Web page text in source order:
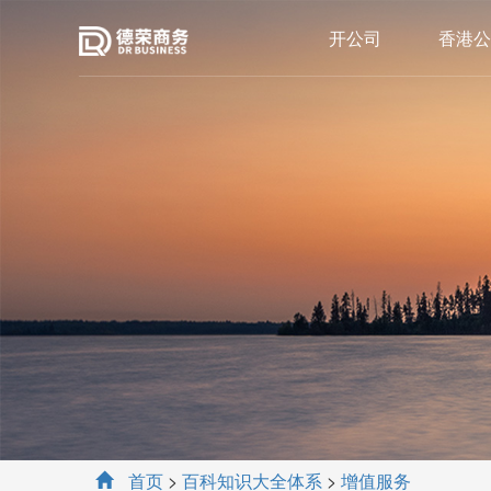
开公司 香港
首页 > 百科知识大全体系 > 增值服务